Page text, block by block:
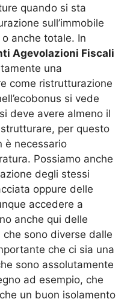
quando si sta
sull’immobile
anche totale. In
Agevolazioni Fiscali
una
come ristrutturazione
si vede
deve avere almeno il
per questo
è necessario
Possiamo anche
degli stessi
oppure delle
accedere a
anche qui delle
sono diverse dalle
che ci sia una
sono assolutamente
ad esempio, che
un buon isolamento